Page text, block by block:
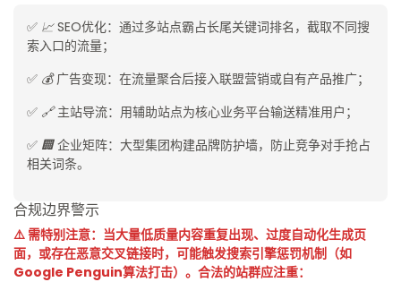
✅ 📈SEO优化：通过多站点霸占长尾关键词排名，截取不同搜
索入口的流量；
✅ 💰广告变现：在流量聚合后接入联盟营销或自有产品推广；
✅ 🔗主站导流：用辅助站点为核心业务平台输送精准用户；
✅ 🏢企业矩阵：大型集团构建品牌防护墙，防止竞争对手抢占
相关词条。
合规边界警示
⚠️ 需特别注意：当大量低质量内容重复出现、过度自动化生成页
面，或存在恶意交叉链接时，可能触发搜索引擎惩罚机制（如
Google Penguin算法打击）。合法的站群应注重：